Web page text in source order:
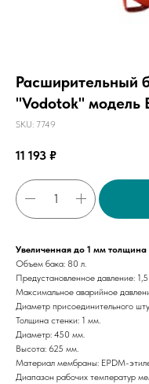
Расширительный
"Vodotok"
SKU: 7749
11 193 ₽
Увеличенная до 1 мм толщина
Объем бака: 80 л.
Предустановленное давление:
Максимальное аварийное
Диаметр присоединительного
Толщина стенки: 1 мм.
Диаметр: 450 мм.
Высота: 625 мм.
Материал мембраны: EPDM-
Диапазон рабочих температур